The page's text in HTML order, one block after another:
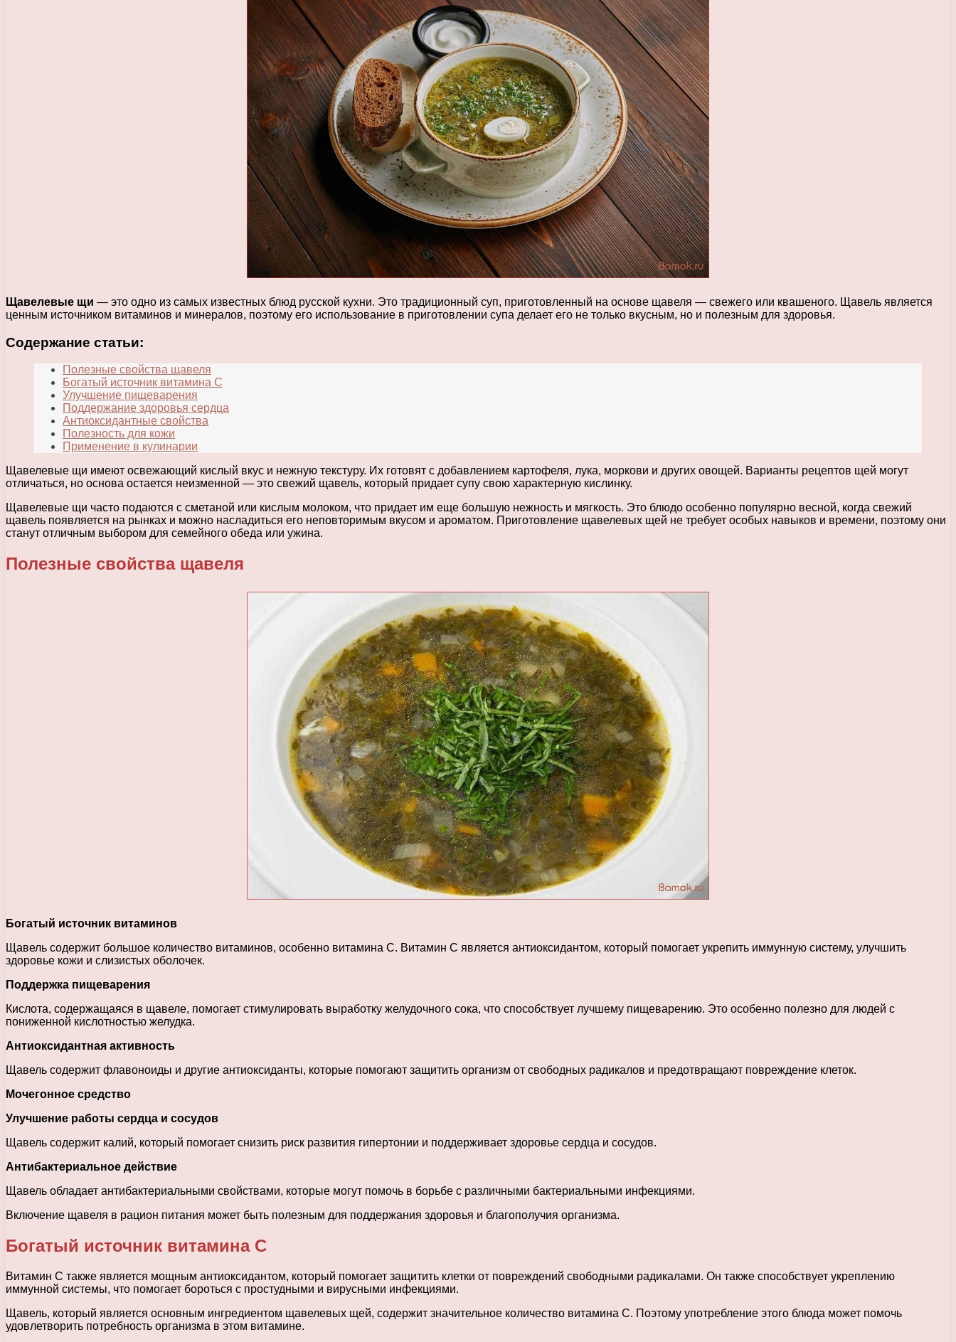
Щавелевые щи — это одно из самых известных блюд русской кухни. Это традиционный суп, приготовленный на основе щавеля — свежего или квашеного. Щавель является
ценным источником витаминов и минералов, поэтому его использование в приготовлении супа делает его не только вкусным, но и полезным для здоровья.
Содержание статьи:
Полезные свойства щавеля
Богатый источник витамина C
Улучшение пищеварения
Поддержание здоровья сердца
Антиоксидантные свойства
Полезность для кожи
Применение в кулинарии
Щавелевые щи имеют освежающий кислый вкус и нежную текстуру. Их готовят с добавлением картофеля, лука, моркови и других овощей. Варианты рецептов щей могут
отличаться, но основа остается неизменной — это свежий щавель, который придает супу свою характерную кислинку.
Щавелевые щи часто подаются с сметаной или кислым молоком, что придает им еще большую нежность и мягкость. Это блюдо особенно популярно весной, когда свежий
щавель появляется на рынках и можно насладиться его неповторимым вкусом и ароматом. Приготовление щавелевых щей не требует особых навыков и времени, поэтому они
станут отличным выбором для семейного обеда или ужина.
Полезные свойства щавеля
Богатый источник витаминов
Щавель содержит большое количество витаминов, особенно витамина С. Витамин С является антиоксидантом, который помогает укрепить иммунную систему, улучшить
здоровье кожи и слизистых оболочек.
Поддержка пищеварения
Кислота, содержащаяся в щавеле, помогает стимулировать выработку желудочного сока, что способствует лучшему пищеварению. Это особенно полезно для людей с
пониженной кислотностью желудка.
Антиоксидантная активность
Щавель содержит флавоноиды и другие антиоксиданты, которые помогают защитить организм от свободных радикалов и предотвращают повреждение клеток.
Мочегонное средство
Улучшение работы сердца и сосудов
Щавель содержит калий, который помогает снизить риск развития гипертонии и поддерживает здоровье сердца и сосудов.
Антибактериальное действие
Щавель обладает антибактериальными свойствами, которые могут помочь в борьбе с различными бактериальными инфекциями.
Включение щавеля в рацион питания может быть полезным для поддержания здоровья и благополучия организма.
Богатый источник витамина C
Витамин C также является мощным антиоксидантом, который помогает защитить клетки от повреждений свободными радикалами. Он также способствует укреплению
иммунной системы, что помогает бороться с простудными и вирусными инфекциями.
Щавель, который является основным ингредиентом щавелевых щей, содержит значительное количество витамина C. Поэтому употребление этого блюда может помочь
удовлетворить потребность организма в этом витамине.